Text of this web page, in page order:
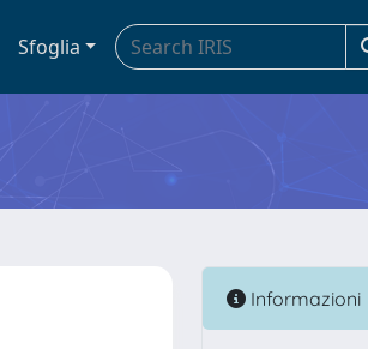
Sfoglia
Informazioni